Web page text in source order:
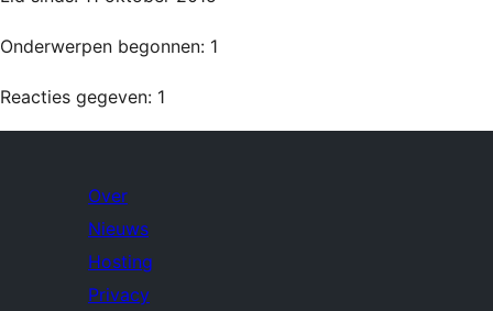
Onderwerpen begonnen: 1
Reacties gegeven: 1
Over
Nieuws
Hosting
Privacy